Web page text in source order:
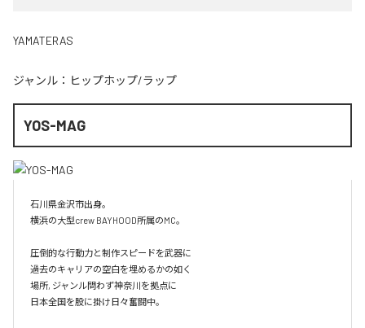
YAMATERAS
ジャンル： ヒップホップ/ラップ
YOS-MAG
石川県金沢市出身。
横浜の大型crew BAYHOOD所属のMC。
圧倒的な行動力と制作スピードを武器に
過去のキャリアの空白を埋めるかの如く
場所, ジャンル問わず神奈川を拠点に
日本全国を股に掛け日々奮闘中。